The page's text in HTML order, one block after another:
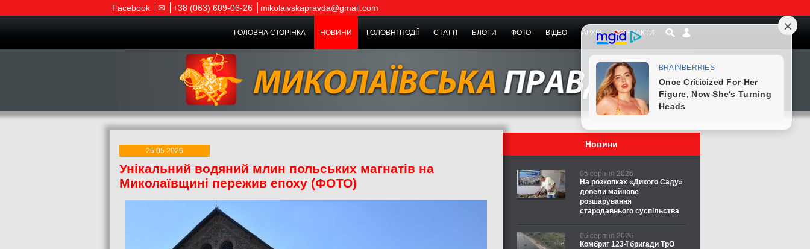
Facebook ✉ +38 (063) 609-06-26 mikolaivskapravda@gmail.com
ГОЛОВНА СТОРІНКА НОВИНИ ГОЛОВНІ ПОДІЇ СТАТТІ БЛОГИ ФОТО ВІДЕО АРХІВ КОНТАКТИ
25.05.2026
Унікальний водяний млин польських магнатів на
Миколаївщині пережив епоху (ФОТО)
Новини
05 серпня 2026
На розкопках «Дикого Саду»
довели майнове
розшарування
стародавнього суспільства
05 серпня 2026
Комбриг 123-ї бригади ТрО